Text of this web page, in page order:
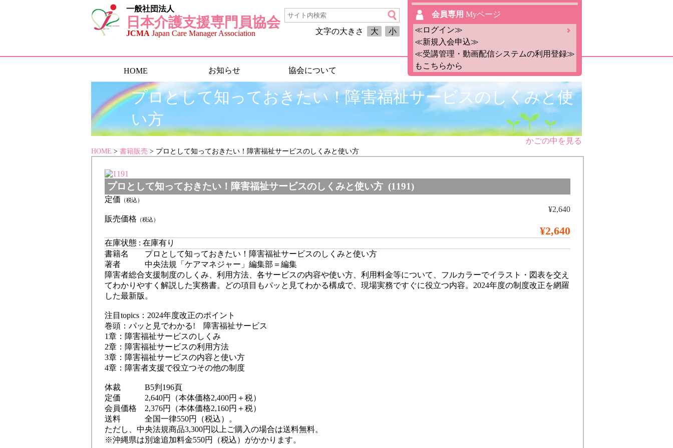
一般社団法人
日本介護支援専門員協会
JCMA Japan Care Manager Association 文字の大きさ 大 小
会員専用 Myページ
≪ログイン≫
≪新規入会申込≫
≪受講管理・動画配信システムの利用登録≫
もこちらから
HOME お知らせ 協会について
プロとして知っておきたい！障害福祉サービスのしくみと使
い方
かごの中を見る
HOME > 書籍販売 > プロとして知っておきたい！障害福祉サービスのしくみと使い方
プロとして知っておきたい！障害福祉サービスのしくみと使い方 (1191)
定価 （税込）
¥2,640
販売価格 （税込）
¥2,640
在庫状態 : 在庫有り
書籍名 プロとして知っておきたい！障害福祉サービスのしくみと使い方
著者 中央法規「ケアマネジャー」編集部＝編集
障害者総合支援制度のしくみ、利用方法、各サービスの内容や使い方、利用料金等について、フルカラーでイラスト・図表を交え
てわかりやすく解説した実務書。どの項目もパッと見てわかる構成で、現場実務ですぐに役立つ内容。2024年度の制度改正を網羅
した最新版。
注目topics：2024年度改正のポイント
巻頭：パッと見でわかる! 障害福祉サービス
1章：障害福祉サービスのしくみ
2章：障害福祉サービスの利用方法
3章：障害福祉サービスの内容と使い方
4章：障害者支援で役立つその他の制度
体裁 B5判196頁
定価 2,640円（本体価格2,400円＋税）
会員価格 2,376円（本体価格2,160円＋税）
送料 全国一律550円（税込）。
ただし、中央法規商品3,300円以上ご購入の場合は送料無料。
※沖縄県は別途追加料金550円（税込）がかかります。